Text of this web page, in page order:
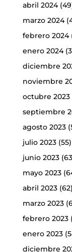
abril 2024
marzo 2024
febrero 2024
enero 2024
diciembre
noviembre
octubre 2023
septiembre
agosto 2023
julio 2023(55)
junio 2023
mayo 2023
abril 2023(62)
marzo 2023
febrero 2023
enero 2023
diciembre